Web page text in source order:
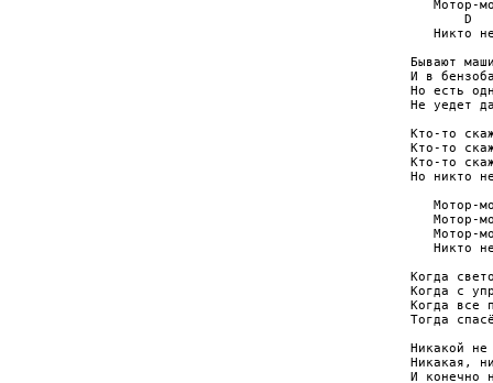
Мотор-
D
Никто
Бывают
И в
Но есть
Не уедет
Кто-то
Кто-то
Кто-то
Но никто
Мотор-
Мотор-
Мотор-
Никто
Когда
Когда с
Когда все
Тогда
Никакой не
Никакая,
И конечно